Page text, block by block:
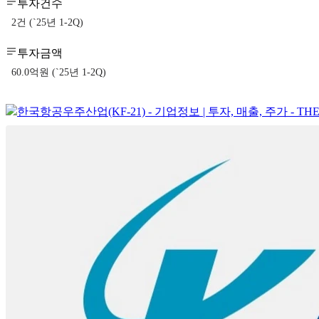
투자건수
2건 (`25년 1-2Q)
투자금액
60.0억원 (`25년 1-2Q)
한국항공우주산업(KF-21) - 기업정보 | 투자, 매출, 주가 -